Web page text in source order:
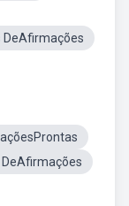
DeAfirmações
DeAfirmações